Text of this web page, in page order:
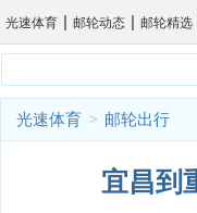
光速体育 | 邮轮动态 | 邮轮精选
光速体育 > 邮轮出行
宜昌到